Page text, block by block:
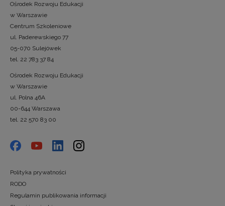
Ośrodek Rozwoju Edukacji
w Warszawie
Centrum Szkoleniowe
ul. Paderewskiego 77
05-070 Sulejówek
tel. 22 783 37 84
Ośrodek Rozwoju Edukacji
w Warszawie
ul. Polna 46A
00-644 Warszawa
tel. 22 570 83 00
Polityka prywatności
RODO
Regulamin publikowania informacji